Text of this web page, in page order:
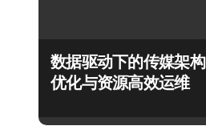
数据驱动下的传媒架构
优化与资源高效运维